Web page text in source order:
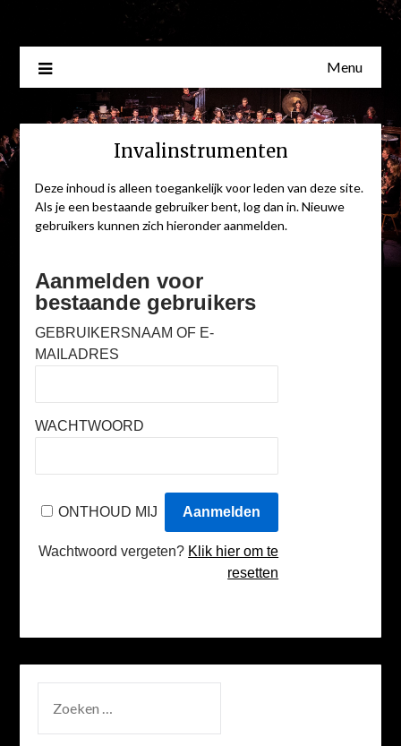
Menu
Invalinstrumenten
Deze inhoud is alleen toegankelijk voor leden van deze site.
Als je een bestaande gebruiker bent, log dan in. Nieuwe
gebruikers kunnen zich hieronder aanmelden.
Aanmelden voor
bestaande gebruikers
GEBRUIKERSNAAM OF E-
MAILADRES
WACHTWOORD
ONTHOUD MIJ
Wachtwoord vergeten? Klik hier om te
resetten
NAAR: